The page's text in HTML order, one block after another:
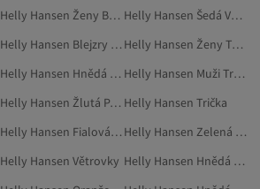
Helly Hansen Ženy Bundy
Helly Hansen Šedá Větrovky
Helly Hansen Blejzry A Vesty
Helly Hansen Ženy Trička
Helly Hansen Hnědá Blejzry A Vesty
Helly Hansen Muži Trička
Helly Hansen Žlutá Parky Helly Hansen Trička
Helly Hansen Fialová Bundy
Helly Hansen Zelená Bundy
Helly Hansen Větrovky
Helly Hansen Hnědá Sport A Příroda